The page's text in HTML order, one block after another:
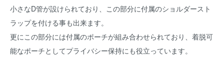
小さなD管が設けられており、この部分に付属のショルダースト
ラップを付ける事も出来ます。
更にこの部分には付属のポーチが組み合わせられており、着脱可
能なポーチとしてプライバシー保持にも役立っています。